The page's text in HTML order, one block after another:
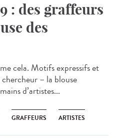
: des graffeurs
des
cela. Motifs expressifs et
– la blouse
d’artistes...
GRAFFEURS ARTISTES